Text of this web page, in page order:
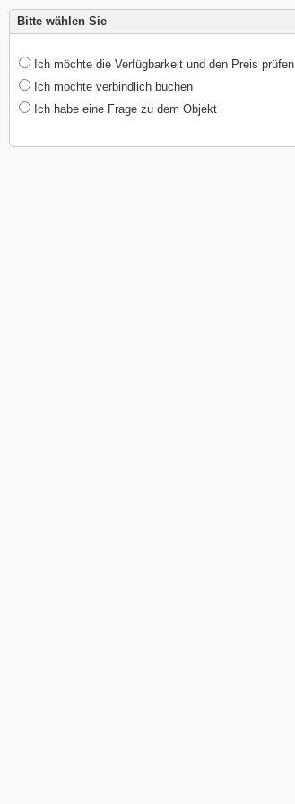
Bitte wählen Sie
Ich möchte die Verfügbarkeit und den Preis prüfen
Ich möchte verbindlich buchen
Ich habe eine Frage zu dem Objekt